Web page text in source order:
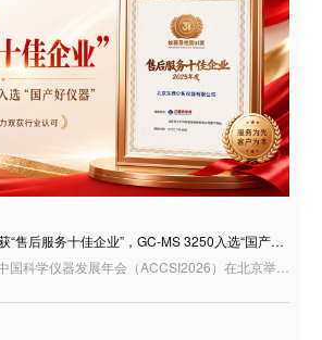
双喜临门！东西分析荣获“售后服务十佳企业”，GC-MS 3250入选“国产好仪器”